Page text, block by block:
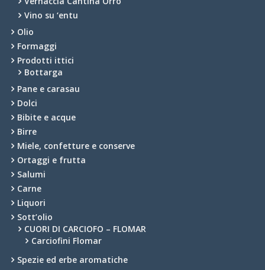
Vino su ‘entu
Olio
Formaggi
Prodotti ittici
Bottarga
Pane e carasau
Dolci
Bibite e acque
Birre
Miele, confetture e conserve
Ortaggi e frutta
Salumi
Carne
Liquori
Sott’olio
CUORI DI CARCIOFO – FLOMAR
Carciofini Flomar
Spezie ed erbe aromatiche